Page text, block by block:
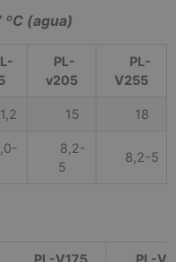
(agua)
PL-
v205
PL-
V255
15 18
8,2-
5
8,2-5